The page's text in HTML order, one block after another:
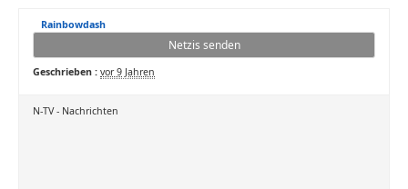
Rainbowdash
Netzis senden
Geschrieben : vor 9 Jahren
N-TV - Nachrichten